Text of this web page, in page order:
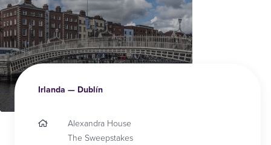
Irlanda — Dublín
Alexandra House
The Sweepstakes